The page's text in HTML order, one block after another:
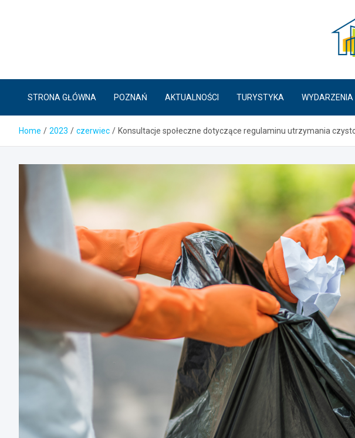
STRONA GŁÓWNA POZNAŃ AKTUALNOŚCI TURYSTYKA WYDARZENIA
Home 2023 czerwiec Konsultacje społeczne dotyczące regulaminu utrzymania